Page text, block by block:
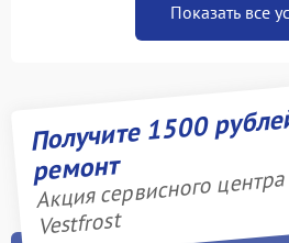
Показать все
Получите 1500
ремонт
Акция сервисного центра
Vestfrost